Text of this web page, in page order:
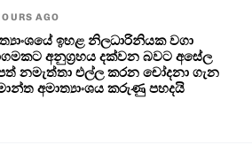
AGO
ඉහළ නිලධාරිනියක වගා
අනුග්‍රහය දක්වන බවට අසේල
නමැත්තා එල්ල කරන චෝදනා ගැන
අමාත්‍යාංශය කරුණු පහදයි